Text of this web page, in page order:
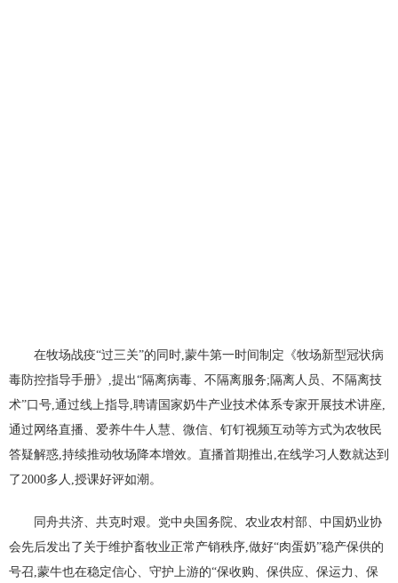
在牧场战疫“过三关”的同时,蒙牛第一时间制定《牧场新型冠状病
毒防控指导手册》,提出“隔离病毒、不隔离服务;隔离人员、不隔离技
术”口号,通过线上指导,聘请国家奶牛产业技术体系专家开展技术讲座,
通过网络直播、爱养牛牛人慧、微信、钉钉视频互动等方式为农牧民
答疑解惑,持续推动牧场降本增效。直播首期推出,在线学习人数就达到
了2000多人,授课好评如潮。
同舟共济、共克时艰。党中央国务院、农业农村部、中国奶业协
会先后发出了关于维护畜牧业正常产销秩序,做好“肉蛋奶”稳产保供的
号召,蒙牛也在稳定信心、守护上游的“保收购、保供应、保运力、保